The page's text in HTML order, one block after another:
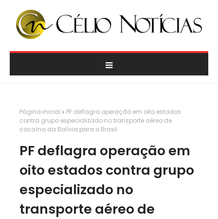
Página inicial
PF deflagra operação em oito estados
contra grupo especializado no transporte aéreo de
cocaína da Bolívia para o Brasil
PF deflagra operação em
oito estados contra grupo
especializado no
transporte aéreo de